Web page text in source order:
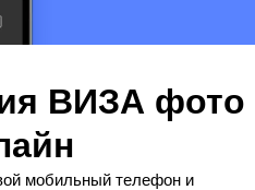
ВИЗА фото
мобильный телефон и